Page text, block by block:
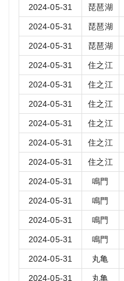
2024-05-31 琵琶湖
2024-05-31 琵琶湖
2024-05-31 琵琶湖
2024-05-31 住之江
2024-05-31 住之江
2024-05-31 住之江
2024-05-31 住之江
2024-05-31 住之江
2024-05-31 住之江
2024-05-31 鳴門
2024-05-31 鳴門
2024-05-31 鳴門
2024-05-31 鳴門
2024-05-31 丸亀
2024-05-31 丸亀